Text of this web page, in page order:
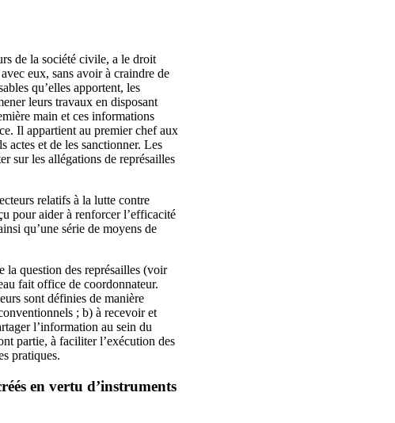
de la société civile, a le droit
eux, sans avoir à craindre de
qu’elles apportent, les
leurs travaux en disposant
main et ces informations
Il appartient au premier chef aux
actes et de les sanctionner. Les
sur les allégations de représailles
relatifs à la lutte contre
pour aider à renforcer l’efficacité
qu’une série de moyens de
la question des représailles (voir
fait office de coordonnateur.
sont définies de manière
; b) à recevoir et
l’information au sein du
partie, à faciliter l’exécution des
pratiques.
en vertu d’instruments